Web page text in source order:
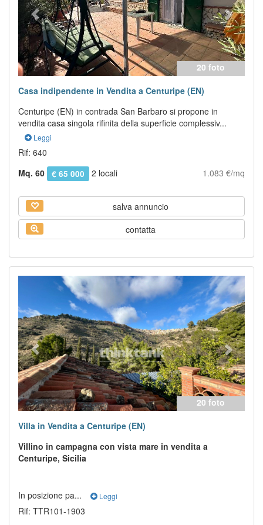
20 foto
Casa indipendente in Vendita a Centuripe (EN)
Centuripe (EN) in contrada San Barbaro si propone in
vendita casa singola rifinita della superficie complessiv...
Leggi
Rif: 640
Mq. 60
€ 65 000 2 locali 1.083 €/mq
salva annuncio
contatta
20 foto
Previous Next
Villa in Vendita a Centuripe (EN)
Villino in campagna con vista mare in vendita a
Centuripe, Sicilia
In posizione pa... Leggi
Rif: TTR101-1903